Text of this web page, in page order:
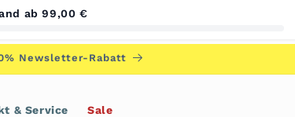
Newsletter-Rabatt
& Service Sale
ab 99,00 €